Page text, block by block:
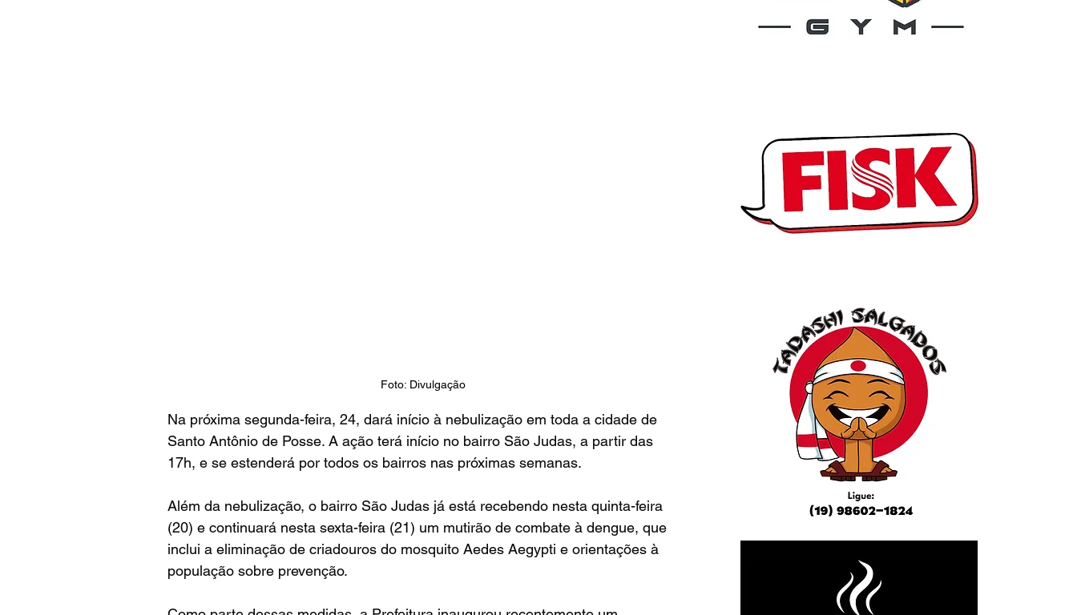
Foto: Divulgação
Na próxima segunda-feira, 24, dará início à nebulização em toda a cidade de
Santo Antônio de Posse. A ação terá início no bairro São Judas, a partir das
17h, e se estenderá por todos os bairros nas próximas semanas.
Além da nebulização, o bairro São Judas já está recebendo nesta quinta-feira
(20) e continuará nesta sexta-feira (21) um mutirão de combate à dengue, que
inclui a eliminação de criadouros do mosquito Aedes Aegypti e orientações à
população sobre prevenção.